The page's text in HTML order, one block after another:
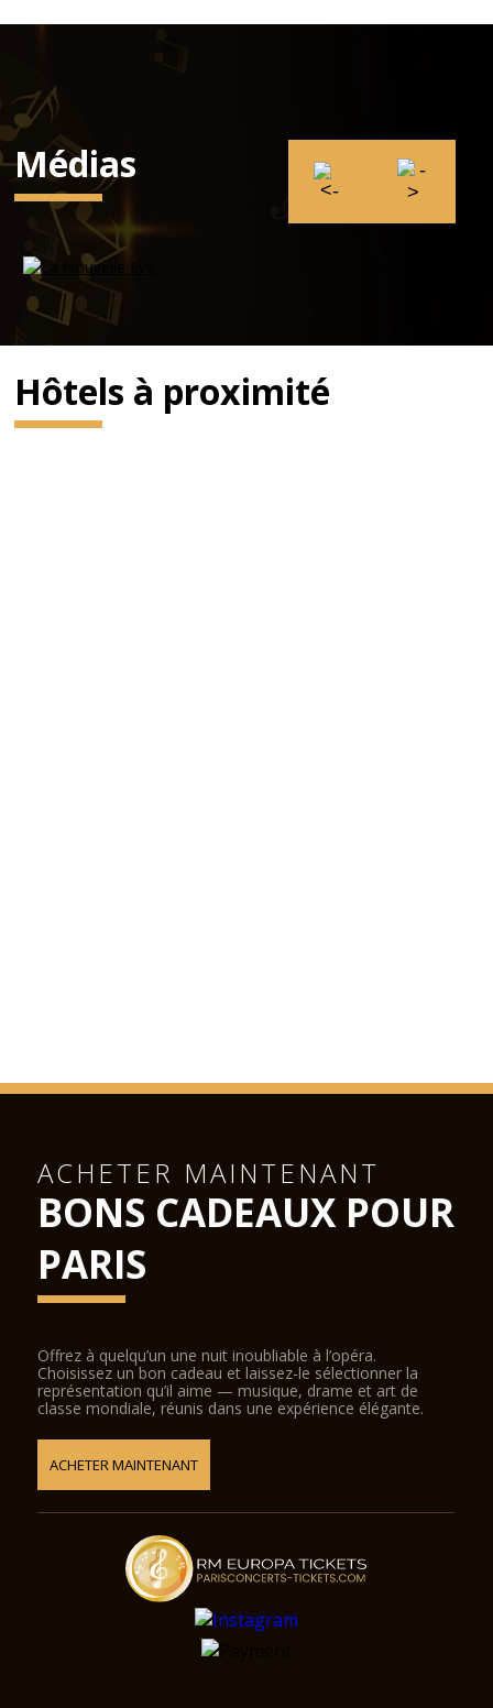
Médias
Hôtels à proximité
ACHETER MAINTENANT
BONS CADEAUX POUR
PARIS
Offrez à quelqu’un une nuit inoubliable à l’opéra.
Choisissez un bon cadeau et laissez-le sélectionner la
représentation qu’il aime — musique, drame et art de
classe mondiale, réunis dans une expérience élégante.
ACHETER MAINTENANT